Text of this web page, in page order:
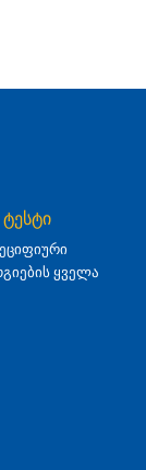
ყველა